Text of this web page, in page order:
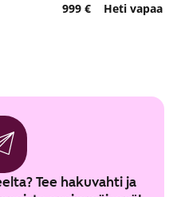
999 €
Heti vapaa
Tee hakuvahti ja